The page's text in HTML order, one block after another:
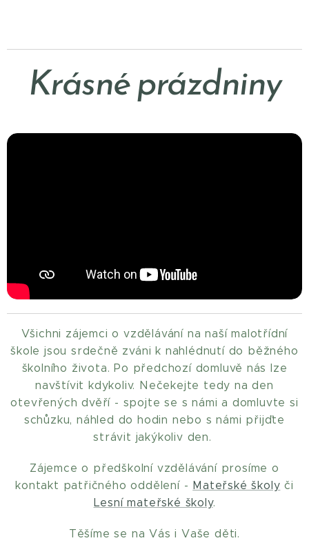
Krásné prázdniny
Všichni zájemci o vzdělávání na naší malotřídní
škole jsou srdečně zváni k nahlédnutí do běžného
školního života. Po předchozí domluvě nás lze
navštívit kdykoliv. Nečekejte tedy na den
otevřených dvěří - spojte se s námi a domluvte si
schůzku, náhled do hodin nebo s námi přijďte
strávit jakýkoliv den.
Zájemce o předškolní vzdělávání prosíme o
kontakt patřičného oddělení - Mateřské školy či
Lesní mateřské školy.
Těšíme se na Vás i Vaše děti.